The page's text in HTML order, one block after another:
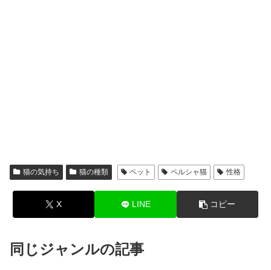
猫の気持ち 猫の種類 ペット ペルシャ猫 性格
X LINE コピー
同じジャンルの記事